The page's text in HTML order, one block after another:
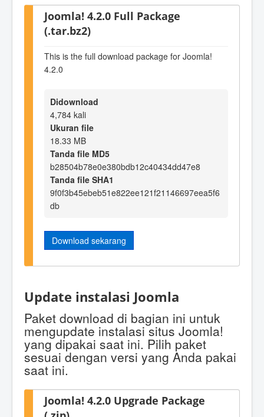
Joomla! 4.2.0 Full Package
(.tar.bz2)
This is the full download package for Joomla!
4.2.0
Didownload
4,784 kali
Ukuran file
18.33 MB
Tanda file MD5
b28504b78e0e380bdb12c40434dd47e8
Tanda file SHA1
9f0f3b45ebeb51e822ee121f21146697eea5f6
db
Download sekarang
Update instalasi Joomla
Paket download di bagian ini untuk
mengupdate instalasi situs Joomla!
yang dipakai saat ini. Pilih paket
sesuai dengan versi yang Anda pakai
saat ini.
Joomla! 4.2.0 Upgrade Package